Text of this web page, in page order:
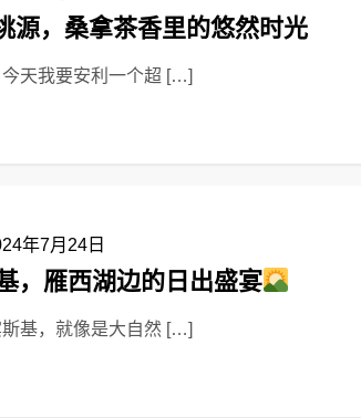
源，桑拿茶香里的悠然时光
天我要安利一个超 […]
年7月24日
，雁西湖边的日出盛宴
基，就像是大自然 […]